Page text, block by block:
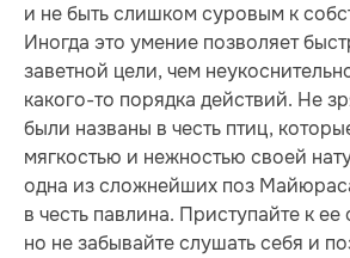
и не быть слишком суровым к
Иногда это умение позволяет
заветной цели, чем
какого-то порядка действий. Не
были названы в честь птиц,
мягкостью и нежностью своей
одна из сложнейших поз
в честь павлина. Приступайте к
но не забывайте слушать себя и